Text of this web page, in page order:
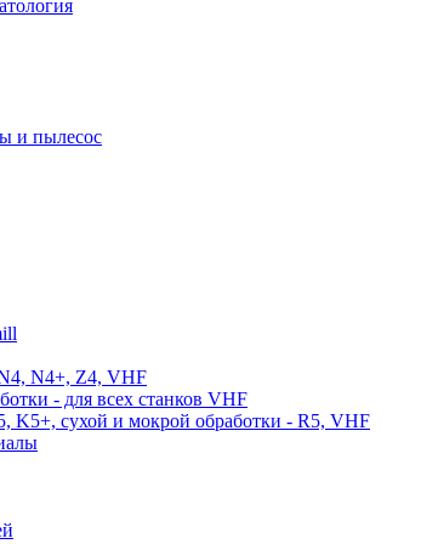
и пылесос
N4+, Z4, VHF
- для всех станков VHF
K5+, сухой и мокрой обработки - R5, VHF